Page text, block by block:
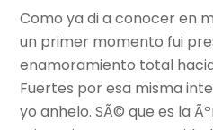
Como ya di a conocer en
un primer momento fui
enamoramiento total
Fuertes por esa misma
yo anhelo. SÃ© que es la